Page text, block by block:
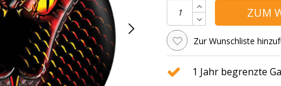
ZUM
Zur Wunschliste
1 Jahr begrenzte